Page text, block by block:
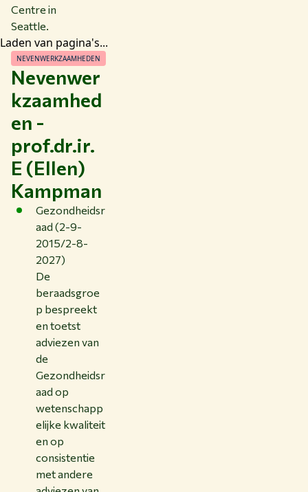
Centre in
Seattle.
Laden van pagina's...
Nevenwer
kzaamhed
en -
prof.dr.ir.
E (Ellen)
Kampman
NEVENWERKZAAMHEDEN
Gezondheidsr
aad (2-9-
2015/2-8-
2027)
De
beraadsgroe
p bespreekt
en toetst
adviezen van
de
Gezondheidsr
aad op
wetenschapp
elijke kwaliteit
en op
consistentie
met andere